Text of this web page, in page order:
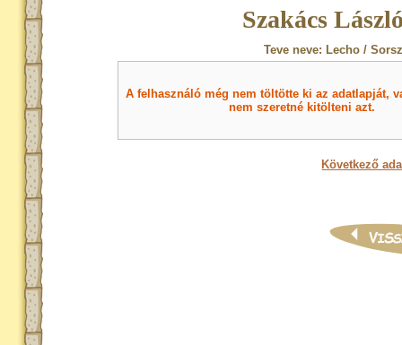
Szakács
Teve neve: Lecho /
A felhasználó még nem töltötte ki az adatlapját,
nem szeretné kitölteni azt.
Következő